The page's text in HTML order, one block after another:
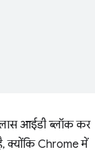
आईडी ब्लॉक कर
क्योंकि Chrome में